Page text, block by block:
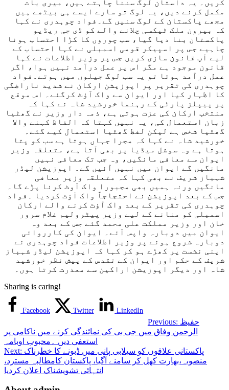
کریں۔ یہ داستان لوگ سننا چاہتے ہیں، میری بات
مکمل کرنے دیں، یہ لوگ تو سارے ایسے ہی بیٹھے ہیں
مجھے پاکستان کے لوگ سنیں گے۔فواد چوہدری نے کہا
کہ بیرون ملک ٹیکسی چلانے والے کو ڈی جی ریڈیو
پاکستان بنا دیا گیا، سب چوروں کا کڑا احتساب ہونا
چاہیے جس پر اسپیکر قومی اسمبلی نے کہا احتساب کے
لیے آپ قانون سازی کریں جس پر وزیر اطلاعات نے کہا
قانون موجود ہے مگر اس پر عمل درآمد نہیں ہوا، اگر
عمل درآمد ہوتا تو یہ سب لوگ جیلوں میں ہوتے۔فواد
چوہدری کی تقریر پر اپوزیشن ارکان نے شدید ناراضگی
کا اظہار کیا اور ایوان سے واک آؤٹ کرگئے۔ اس موقع
پر پیپلز پارٹی کے رہنما خورشید شاہ نے کہا کہ
منتخب ارکان کی عزت ہوتی ہے، ذمہ دار وزیر نے گھٹیا
زبان استعمال کی، یہ نہیں کہتا کہ الفاظ کہنے والا
گھٹیا شخص ہے لیکن لفظ گھٹیا استعمال کیے گئے۔
خورشید شاہ نے کہا کہ مجرا جہاں ہوتا ہے سب کو پتا
ہوتا ہے وہ سوشل میڈیا پر بھی آتا ہے، متعلقہ وزیر
ایوان سے معافی مانگیں، وہ جب تک معافی نہیں
مانگیں گے ایوان میں نہیں آئیں گے۔ اپوزیشن لیڈر
شہباز شریف نے بھی کہا کہ متعلقہ وزیر معافی
مانگیں ورنہ ہمیں بھی مجبورا واک آوٹ کرنا پڑے گا۔
جس کے بعد اپوزیشن نے احتجاجاً واک آؤٹ کردیا ۔فواد
چوہدری کی تقریر کے بعد واک آؤٹ کرنے والے ارکان
اسمبلی کو منانے کے لیے وزیر پیٹرولیم غلام سرور
خان اور وزیر مملکت علی محمد گئے جس کے بعد وہ
ایوان میں دوبارہ واپس آئے۔ ایوان کی کارروائی
دوبارہ شروع ہونے پر وزیر اطلاعات فواد چوہدری نے
اپنی نشست پر کھڑے ہو کر کہا کہ اپوزیشن لیڈر شہباز
شریف کے حکم اور ایوان کے تقدس کے پیش نظر خورشید
شاہ اور دیگر اپوزیشن اراکین سے معذرت کرتا ہوں۔
Sharing is caring!
Facebook Twitter LinkedIn
Previous:
الرحمن وفاق میں جی بی کی نمائندگی کرنے میں ناکامی پر
استعفی دیں ۔محبوب اوبامہ
Next:
منصوبہ،بھارت کھل کر سامنے آگیا، پاکستان کامطالبہ مسترد،
انتہائی تشویشناک اعلان کردیا